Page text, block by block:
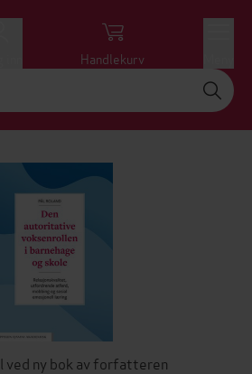
Handlekurv
ved ny bok av forfatteren